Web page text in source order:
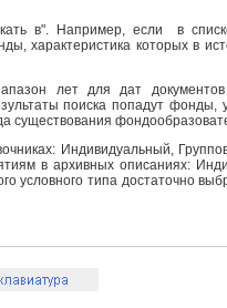
в". Например, если в
характеристика которых в
лет для дат
поиска попадут фонды,
существования
Индивидуальный,
в архивных описаниях:
условного типа достаточно